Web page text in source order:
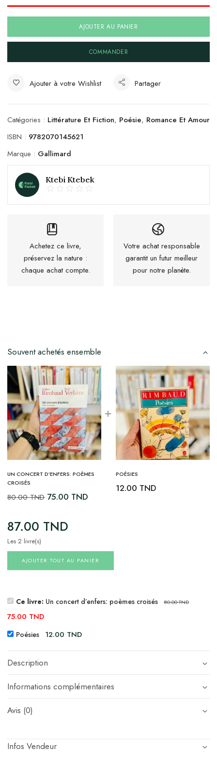
AJOUTER AU PANIER
COMMANDER
Ajouter à votre Wishlist Partager
Catégories : Littérature Et Fiction, Poésie, Romance Et Amour
ISBN : 9782070145621
Marque : Gallimard
Ktebi Ktebek
Achetez ce livre,
préservez la nature :
chaque achat compte.
Votre achat responsable
garantit un futur meilleur
pour notre planète.
Souvent achetés ensemble
UN CONCERT D’ENFERS: POÈMES
CROISÉS
80.00TND 75.00 TND
POÉSIES
12.00 TND
87.00 TND
Les 2 livre(s)
AJOUTER TOUT AU PANIER
Ce livre: Un concert d’enfers: poèmes croisés 80.00TND
75.00 TND
Poésies 12.00 TND
Description
Informations complémentaires
Avis (0)
Infos Vendeur